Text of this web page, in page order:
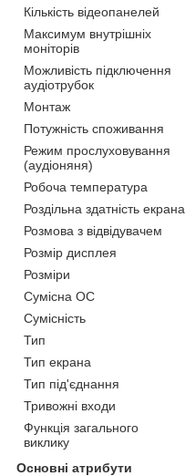
Кількість відеопанелей
Максимум внутрішніх
моніторів
Можливість підключення
аудіотрубок
Монтаж
Потужність споживання
Режим прослуховування
(аудіоняня)
Робоча температура
Роздільна здатність екрана
Розмова з відвідувачем
Розмір дисплея
Розміри
Сумісна ОС
Сумісність
Тип
Тип екрана
Тип під'єднання
Тривожні входи
Функція загального
виклику
Основні атрибути